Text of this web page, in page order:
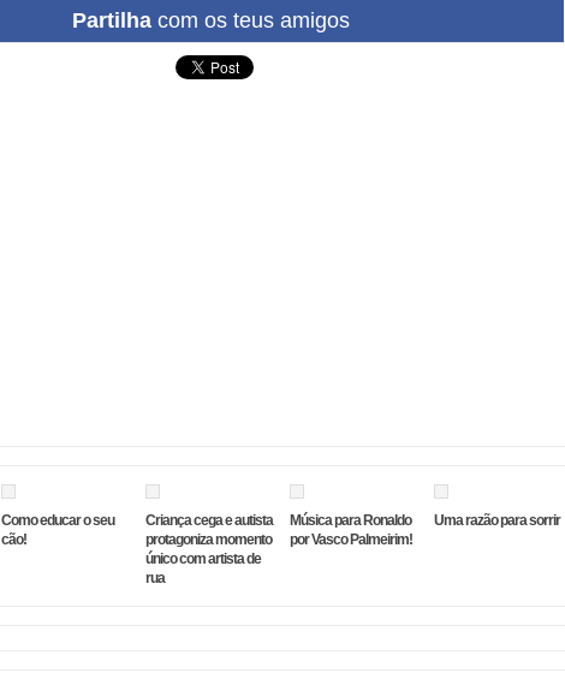
Partilhacom os teus amigos
Como educar o seu
cão!
Criança cega e autista
protagoniza momento
único com artista de
rua
Música para Ronaldo
por Vasco Palmeirim!
Uma razão para sorrir